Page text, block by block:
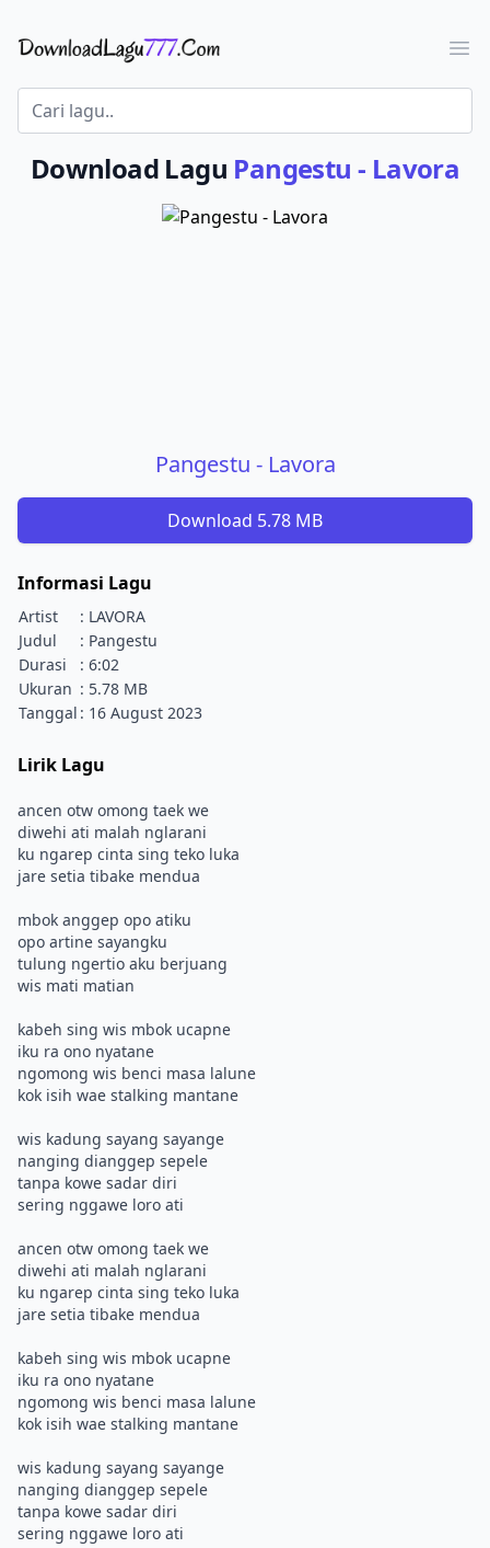
Download Lagu - LaguJoss.com
Download Lagu Pangestu - Lavora
Pangestu - Lavora
Download 5.78 MB
Informasi Lagu
Artist
: LAVORA
Judul
: Pangestu
Durasi
: 6:02
Ukuran : 5.78 MB
Tanggal : 16 August 2023
Lirik Lagu
ancen otw omong taek we
diwehi ati malah nglarani
ku ngarep cinta sing teko luka
jare setia tibake mendua
mbok anggep opo atiku
opo artine sayangku
tulung ngertio aku berjuang
wis mati matian
kabeh sing wis mbok ucapne
iku ra ono nyatane
ngomong wis benci masa lalune
kok isih wae stalking mantane
wis kadung sayang sayange
nanging dianggep sepele
tanpa kowe sadar diri
sering nggawe loro ati
ancen otw omong taek we
diwehi ati malah nglarani
ku ngarep cinta sing teko luka
jare setia tibake mendua
kabeh sing wis mbok ucapne
iku ra ono nyatane
ngomong wis benci masa lalune
kok isih wae stalking mantane
wis kadung sayang sayange
nanging dianggep sepele
tanpa kowe sadar diri
sering nggawe loro ati